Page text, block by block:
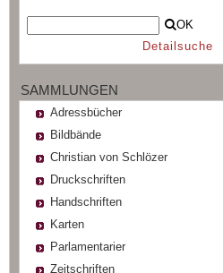
OK
Detailsuche
SAMMLUNGEN
Adressbücher
Bildbände
Christian von Schlözer
Druckschriften
Handschriften
Karten
Parlamentarier
Zeitschriften